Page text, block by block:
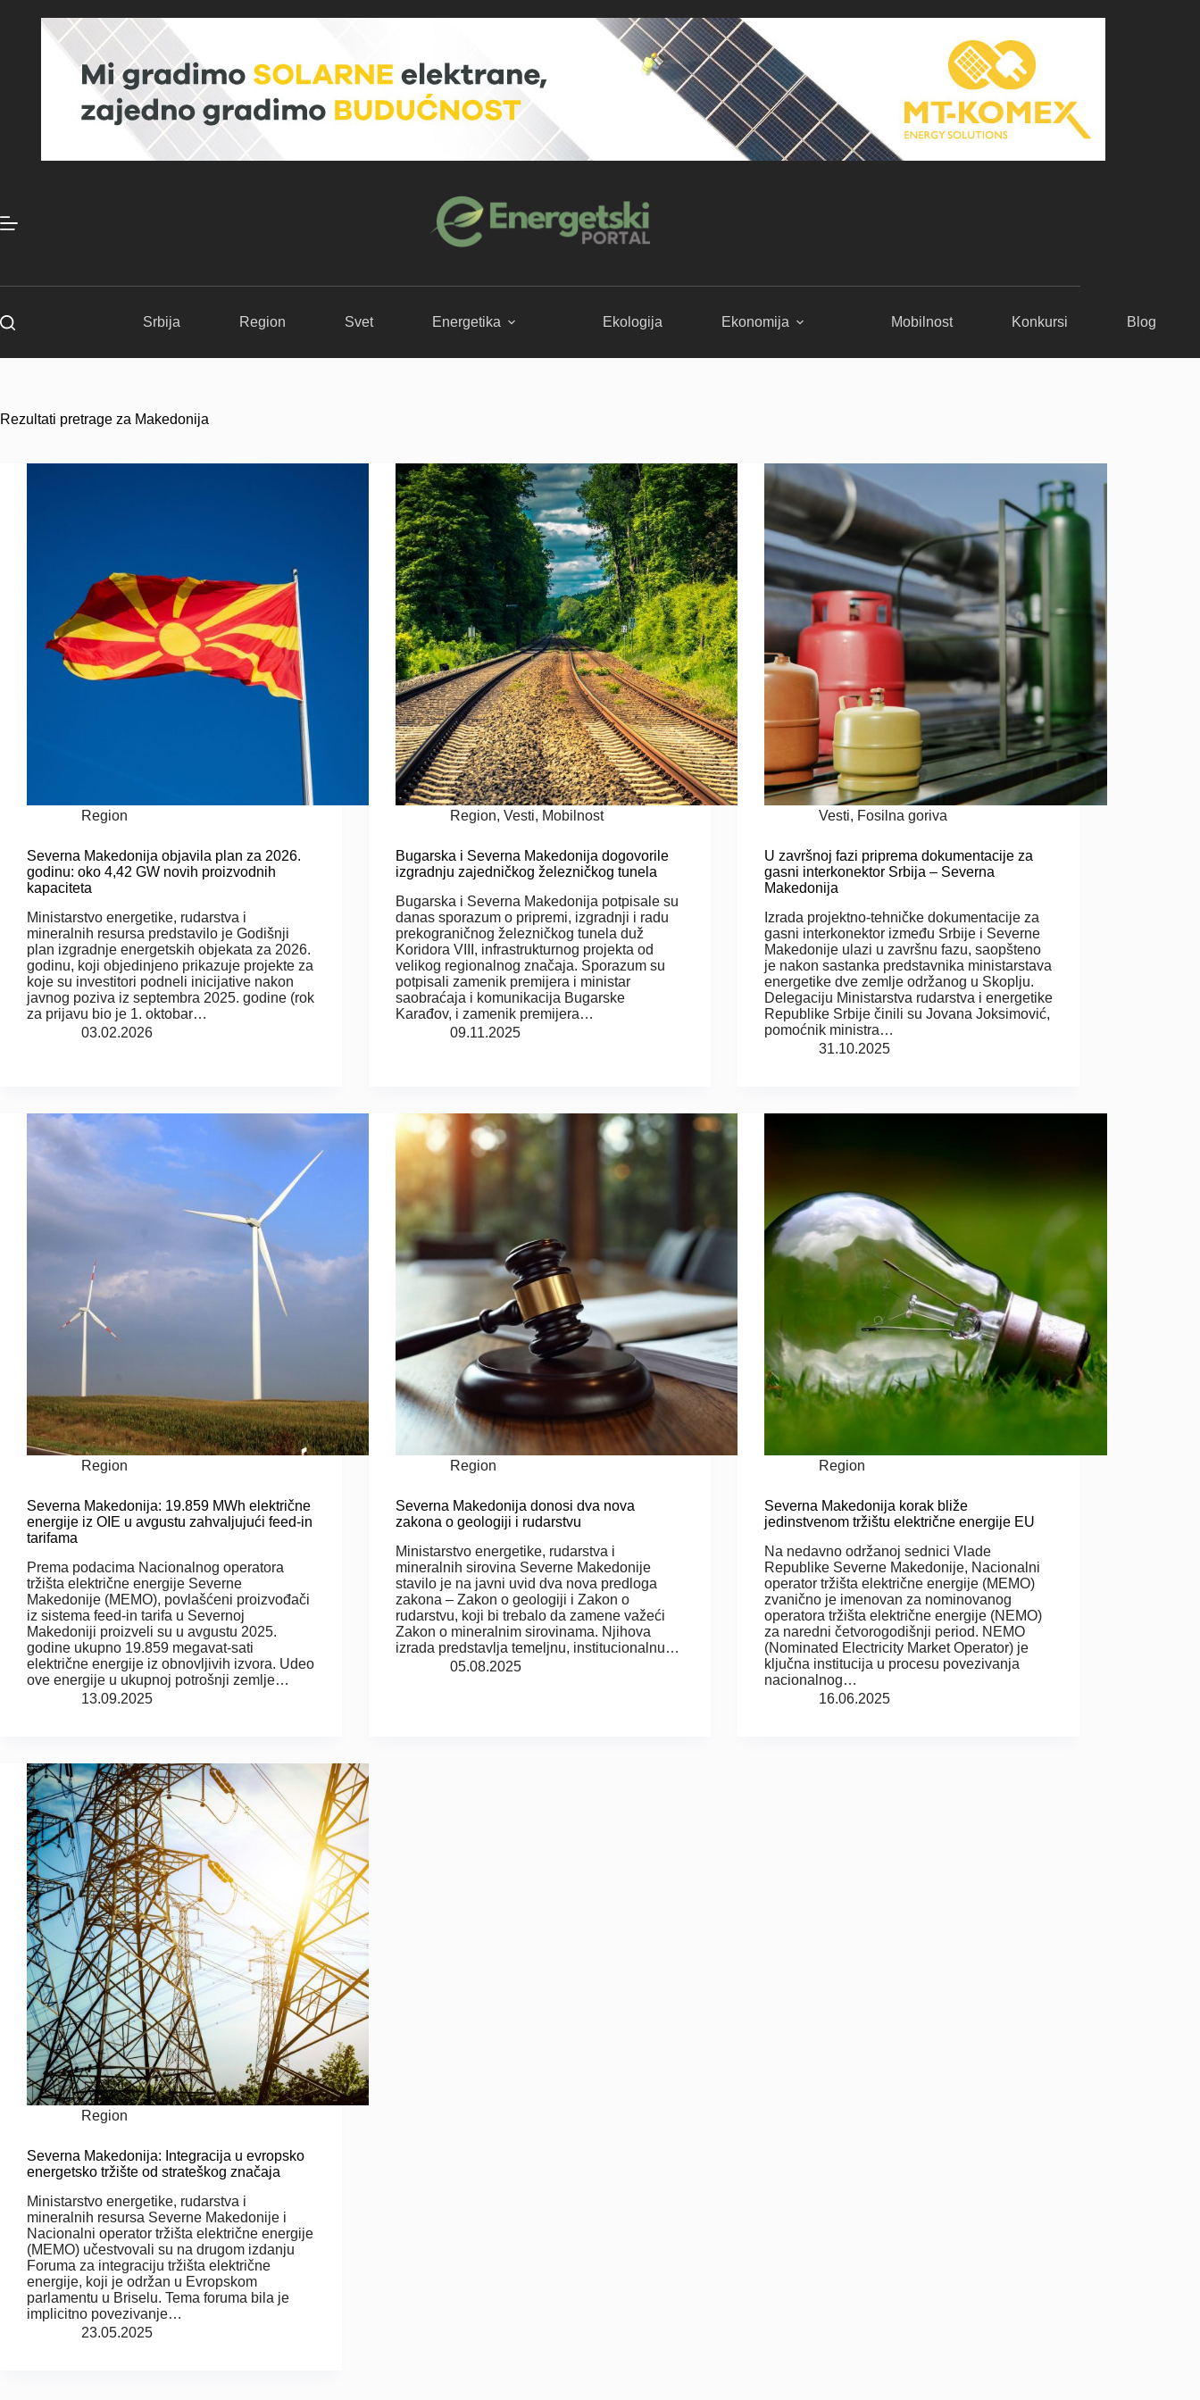
Srbija Region Svet Energetika Ekologija Ekonomija Mobilnost Konkursi Blog
Rezultati pretrage za Makedonija
Region
Severna Makedonija objavila plan za 2026.
godinu: oko 4,42 GW novih proizvodnih
kapaciteta
Ministarstvo energetike, rudarstva i
mineralnih resursa predstavilo je Godišnji
plan izgradnje energetskih objekata za 2026.
godinu, koji objedinjeno prikazuje projekte za
koje su investitori podneli inicijative nakon
javnog poziva iz septembra 2025. godine (rok
za prijavu bio je 1. oktobar…
03.02.2026
Region,Vesti, Mobilnost
Bugarska i Severna Makedonija dogovorile
izgradnju zajedničkog železničkog tunela
Bugarska i Severna Makedonija potpisale su
danas sporazum o pripremi, izgradnji i radu
prekograničnog železničkog tunela duž
Koridora VIII, infrastrukturnog projekta od
velikog regionalnog značaja. Sporazum su
potpisali zamenik premijera i ministar
saobraćaja i komunikacija Bugarske
Karađov, i zamenik premijera…
09.11.2025
Vesti, Fosilna goriva
U završnoj fazi priprema dokumentacije za
gasni interkonektor Srbija – Severna
Makedonija
Izrada projektno-tehničke dokumentacije za
gasni interkonektor između Srbije i Severne
Makedonije ulazi u završnu fazu, saopšteno
je nakon sastanka predstavnika ministarstava
energetike dve zemlje održanog u Skoplju.
Delegaciju Ministarstva rudarstva i energetike
Republike Srbije činili su Jovana Joksimović,
pomoćnik ministra…
31.10.2025
Region
Severna Makedonija: 19.859 MWh električne
energije iz OIE u avgustu zahvaljujući feed-in
tarifama
Prema podacima Nacionalnog operatora
tržišta električne energije Severne
Makedonije (MEMO), povlašćeni proizvođači
iz sistema feed-in tarifa u Severnoj
Makedoniji proizveli su u avgustu 2025.
godine ukupno 19.859 megavat-sati
električne energije iz obnovljivih izvora. Udeo
ove energije u ukupnoj potrošnji zemlje…
13.09.2025
Region
Severna Makedonija donosi dva nova
zakona o geologiji i rudarstvu
Ministarstvo energetike, rudarstva i
mineralnih sirovina Severne Makedonije
stavilo je na javni uvid dva nova predloga
zakona – Zakon o geologiji i Zakon o
rudarstvu, koji bi trebalo da zamene važeći
Zakon o mineralnim sirovinama. Njihova
izrada predstavlja temeljnu, institucionalnu…
05.08.2025
Region
Severna Makedonija korak bliže
jedinstvenom tržištu električne energije EU
Na nedavno održanoj sednici Vlade
Republike Severne Makedonije, Nacionalni
operator tržišta električne energije (MEMO)
zvanično je imenovan za nominovanog
operatora tržišta električne energije (NEMO)
za naredni četvorogodišnji period. NEMO
(Nominated Electricity Market Operator) je
ključna institucija u procesu povezivanja
nacionalnog…
16.06.2025
Region
Severna Makedonija: Integracija u evropsko
energetsko tržište od strateškog značaja
Ministarstvo energetike, rudarstva i
mineralnih resursa Severne Makedonije i
Nacionalni operator tržišta električne energije
(MEMO) učestvovali su na drugom izdanju
Foruma za integraciju tržišta električne
energije, koji je održan u Evropskom
parlamentu u Briselu. Tema foruma bila je
implicitno povezivanje…
23.05.2025